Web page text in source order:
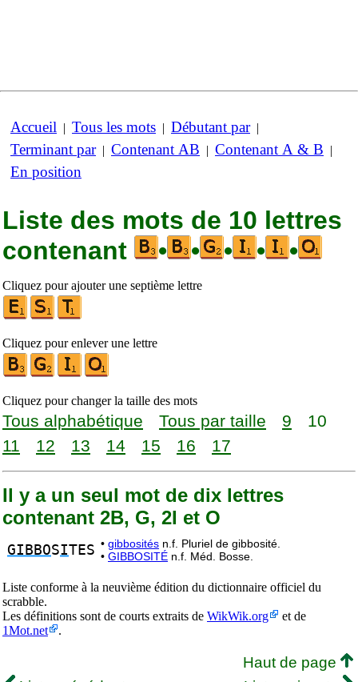
Accueil | Tous les mots | Débutant par|
Terminant par| Contenant AB | Contenant A & B |
En position
Liste des mots de 10 lettres
contenant
• • • • •
Cliquez pour ajouter une septième lettre
Cliquez pour enlever une lettre
Cliquez pour changer la taille des mots
Tous alphabétique Tous par taille 9
10
11
12 13 14 15 16 17
Il y a un seul mot de dix lettres
contenant 2B, G, 2I et O
GIBBOSITES • gibbosités n.f. Pluriel de gibbosité.
• GIBBOSITÉ n.f. Méd. Bosse.
Liste conforme à la neuvième édition du dictionnaire officiel du
scrabble.
Les définitions sont de courts extraits de WikWik.org
et de
1Mot.net
.
Haut de page